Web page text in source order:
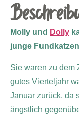
Molly und Dolly
junge
Sie waren zu dem
gutes Vierteljahr
Januar zurück, da
ängstlich